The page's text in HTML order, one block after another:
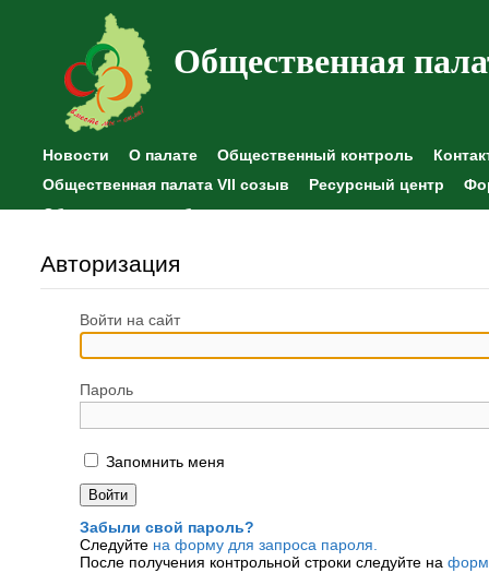
Общественная
Новости О палате Общественный контроль
Общественная палата VII созыв
Ресурсный центр
Общественные наблюдения
Авторизация
Войти на сайт
Пароль
Запомнить меня
Забыли свой пароль?
Следуйте на форму для запроса пароля.
После получения контрольной строки следуйте на